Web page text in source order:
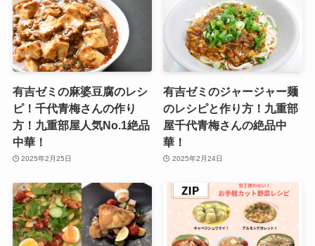
有吉ゼミの麻婆豆腐のレシ
ピ！千代青梅さんの作り
方！九重部屋人気No.1絶品
中華！
2025年2月25日
有吉ゼミのジャージャー麺
のレシピと作り方！九重部
屋千代青梅さんの絶品中
華！
2025年2月24日